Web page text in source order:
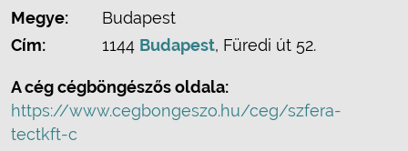
Megye:
Budapest
Cím:
1144 Budapest, Füredi út 52.
A cég cégböngészős oldala:
https://www.cegbongeszo.hu/ceg/szfera-
tectkft-c